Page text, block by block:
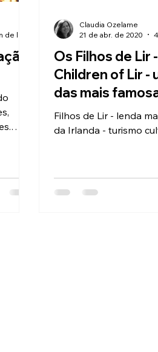
Os Filhos de Lir -
Children of Lir -
das mais
lendas
Filhos de Lir - lenda
da Irlanda - turismo
Claudia Ozelame
21 de abr. de 2020